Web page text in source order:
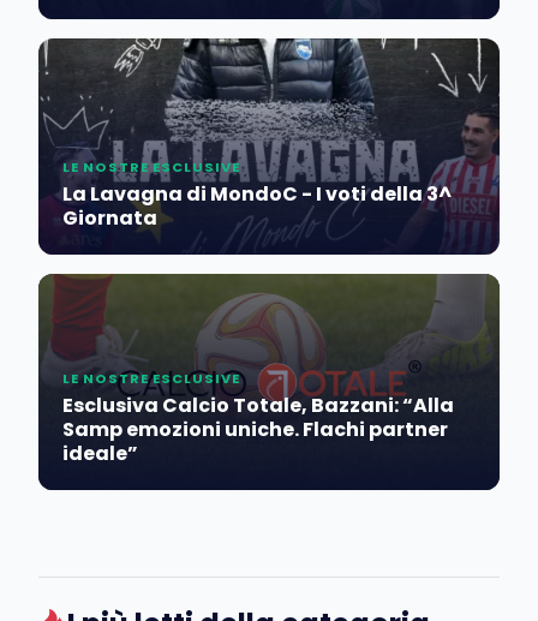
LE NOSTRE ESCLUSIVE
La Lavagna di MondoC - I voti della 3^
Giornata
LE NOSTRE ESCLUSIVE
Esclusiva Calcio Totale, Bazzani: “Alla
Samp emozioni uniche. Flachi partner
ideale”